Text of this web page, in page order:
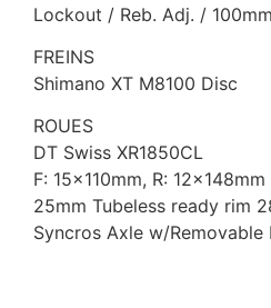
Lockout / Reb. Adj. /
FREINS
Shimano XT M8100 Disc
ROUES
DT Swiss XR1850CL
F: 15x110mm, R: 12x148mm
25mm Tubeless ready rim
Syncros Axle w/Removable